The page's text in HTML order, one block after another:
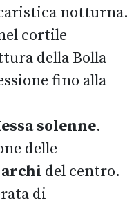
notturna.
cortile
della Bolla
fino alla
solenne.
delle
del centro.
di